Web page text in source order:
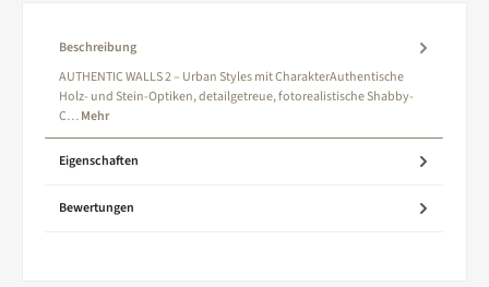
Beschreibung
AUTHENTIC WALLS 2 – Urban Styles mit CharakterAuthentische
Holz- und Stein-Optiken, detailgetreue, fotorealistische Shabby-
C…Mehr
Eigenschaften
Bewertungen